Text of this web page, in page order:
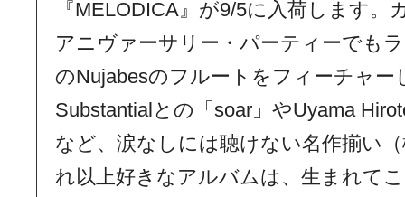
『MELODICA』が9/5に入荷します
アニヴァーサリー・パーティーでも
のNujabesのフルートをフィーチャー
Substantialとの「soar」やUyama
など、涙なしには聴けない名作揃い
れ以上好きなアルバムは、生まれて